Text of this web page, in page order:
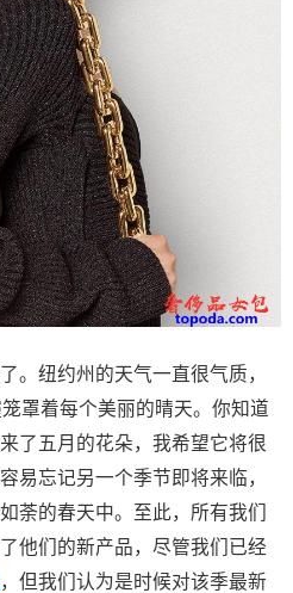
。纽约州的天气一直很气质，
罩着每个美丽的晴天。你知道
了五月的花朵，我希望它将很
易忘记另一个季节即将来临，
荼的春天中。至此，所有我们
他们的新产品，尽管我们已经
，但我们认为是时候对该季最新